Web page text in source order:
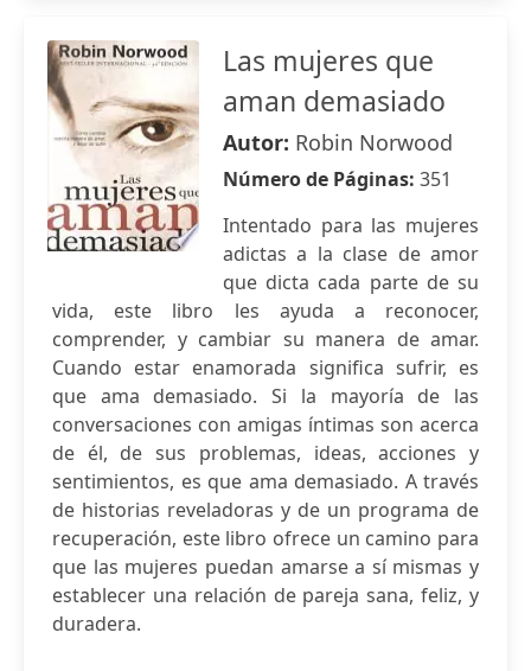
Las mujeres que
aman demasiado
Autor: Robin Norwood
Número de Páginas: 351
Intentado para las mujeres
adictas a la clase de amor
que dicta cada parte de su
vida, este libro les ayuda a reconocer,
comprender, y cambiar su manera de amar.
Cuando estar enamorada significa sufrir, es
que ama demasiado. Si la mayoría de las
conversaciones con amigas íntimas son acerca
de él, de sus problemas, ideas, acciones y
sentimientos, es que ama demasiado. A través
de historias reveladoras y de un programa de
recuperación, este libro ofrece un camino para
que las mujeres puedan amarse a sí mismas y
establecer una relación de pareja sana, feliz, y
duradera.